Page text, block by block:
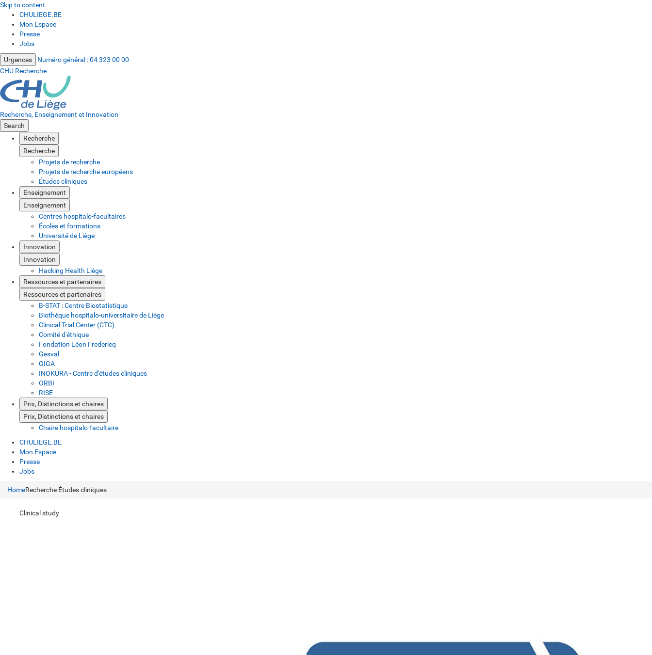
Skip to content
CHULIEGE.BE
Mon Espace
Presse
Jobs
Urgences Numéro général :04 323 00 00
CHU Recherche
Recherche, Enseignement et Innovation
Search
Recherche
Recherche
Projets de recherche
Projets de recherche européens
Études cliniques
Enseignement
Enseignement
Centres hospitalo-facultaires
Écoles et formations
Université de Liège
Innovation
Innovation
Hacking Health Liège
Ressources et partenaires
Ressources et partenaires
B-STAT : Centre Biostatistique
Biothèque hospitalo-universitaire de Liège
Clinical Trial Center (CTC)
Comité d'éthique
Fondation Léon Fredericq
Gesval
GIGA
INOKURA - Centre d'études cliniques
ORBI
RISE
Prix, Distinctions et chaires
Prix, Distinctions et chaires
Chaire hospitalo-facultaire
CHULIEGE.BE
Mon Espace
Presse
Jobs
HomeRecherche Études cliniques
Clinical study